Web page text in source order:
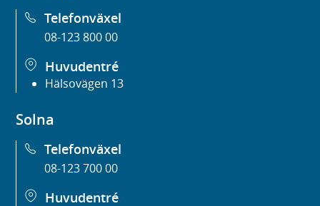
Telefonväxel
08-123 800 00
Huvudentré
Hälsovägen 13
Solna
Telefonväxel
08-123 700 00
Huvudentré